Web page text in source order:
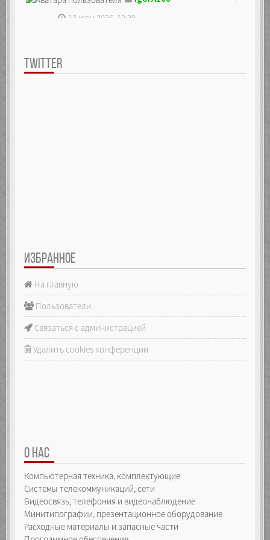
13 июн 2026, 12:39
TWITTER
ИЗБРАННОЕ
На главную
Пользователи
Связаться с администрацией
Удалить cookies конференции
О НАС
Компьютерная техника, комплектующие
Системы телекоммуникаций, сети
Видеосвязь, телефония и видеонаблюдение
Минитипографии, презентационное оборудование
Расходные материалы и запасные части